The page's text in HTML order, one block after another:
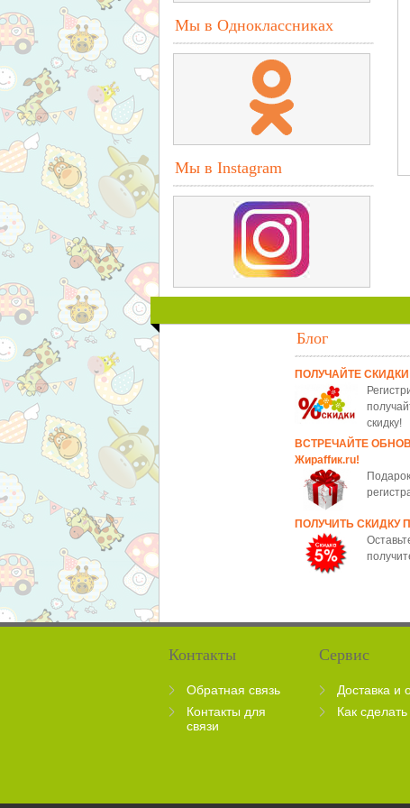
Мы в Одноклассниках
Мы в Instagram
Блог
ПОЛУЧАЙТЕ
скидку!
ВСТРЕЧАЙТЕ
Жираffик.ru!
ПОЛУЧИТЬ СКИДКУ
Контакты
Обратная связь
Контакты для
связи
Сервис
Доставка и
Как сделать